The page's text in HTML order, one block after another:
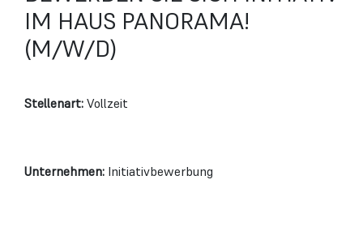
IM HAUS PANORAMA!
(M/W/D)
Stellenart: Vollzeit
Unternehmen: Initiativbewerbung